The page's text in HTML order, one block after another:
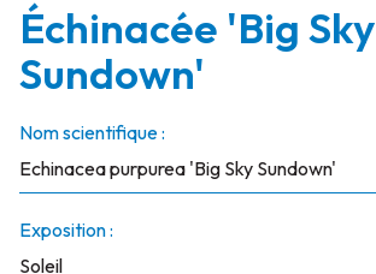
Échinacée 'Big Sky
Sundown'
Nom scientifique :
Echinacea purpurea 'Big Sky Sundown'
Exposition :
Soleil